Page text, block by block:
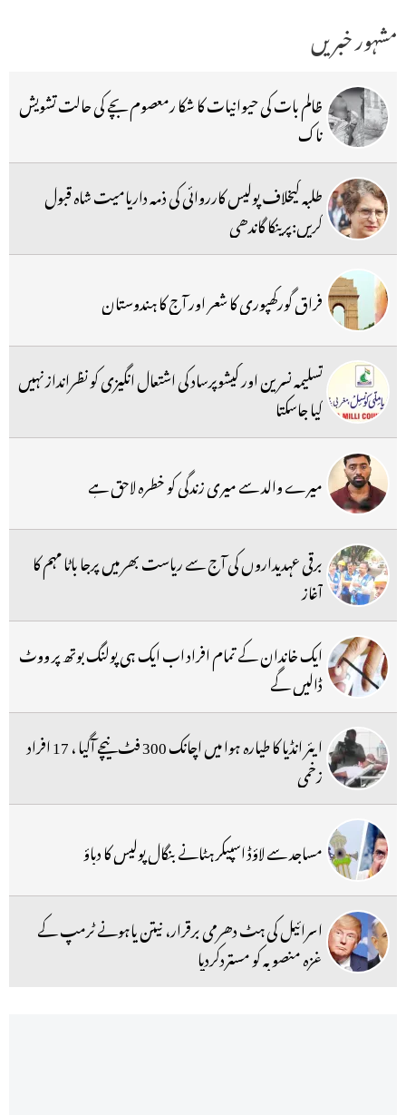
مشہور خبریں
ظالم بات کی حیوانیات کا شکا رمعصوم بچے کی حالت تشویش
ناک
طلبہ کیخلاف پولیس کارروائی کی ذمہ داریامیت شاہ قبول
کریں:پرینکا گاندھی
فراق گورکھپوری کا شعر اور آج کا ہندوستان
تسلیمہ نسرین اور کیشوپرساد کی اشتعال انگیزی کو نظرانداز نہیں
کیا جاسکتا
میرے والد سے میری زندگی کو خطرہ لاحق ہے
برقی عہدیداروں کی آج سے ریاست بھر میں پرجا باٹا مہم کا
آغاز
ایک خاندان کے تمام افراد اب ایک ہی پولنگ بوتھ پر ووٹ
ڈالیں گے
ایئر انڈیا کا طیارہ ہوا میں اچانک 300 فٹ نیچے آگیا ، 17 افراد
زخمی
مساجد سے لاؤڈ اسپیکر ہٹانے بنگال پولیس کا دباؤ
اسرائیل کی ہٹ دھرمی برقرار، نیتن یاہونے ٹرمپ کے
غزہ منصوبہ کو مستردکردیا